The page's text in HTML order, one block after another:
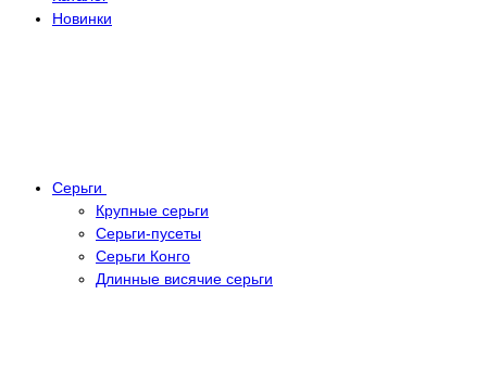
Новинки
Серьги
Крупные серьги
Серьги-пусеты
Серьги Конго
Длинные висячие серьги